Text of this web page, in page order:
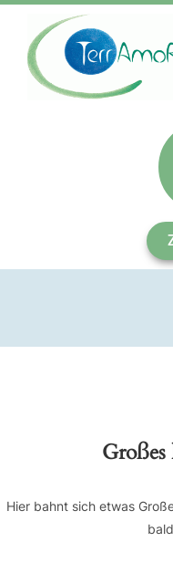
Hier bahnt sich etwas